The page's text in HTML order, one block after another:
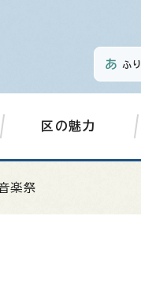
ふ
区の魅力
楽祭